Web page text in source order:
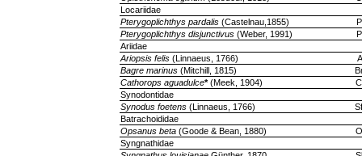
Locariidae
Pterygoplichthys pardalis(Castelnau,1855)
Pterygoplichthys disjunctivus(Weber, 1991)
Ariidae
Ariopsis felis(Linnaeus, 1766)
Bagre marinus(Mitchill, 1815)
Cathorops aguadulce*(Meek, 1904)
Synodontidae
Synodus foetens(Linnaeus, 1766)
Batrachoididae
Opsanus beta(Goode & Bean, 1880)
Syngnathidae